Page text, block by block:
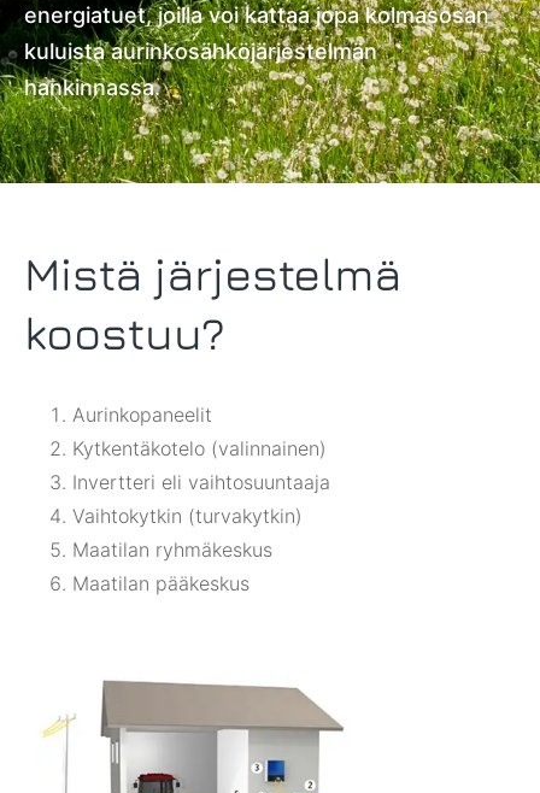
energiatuet, joilla voi kattaa jopa kolmasosan
kuluista aurinkosähköjärjestelmän
hankinnassa.
Mistä järjestelmä
koostuu?
Aurinkopaneelit
Kytkentäkotelo (valinnainen)
Invertteri eli vaihtosuuntaaja
Vaihtokytkin (turvakytkin)
Maatilan ryhmäkeskus
Maatilan pääkeskus